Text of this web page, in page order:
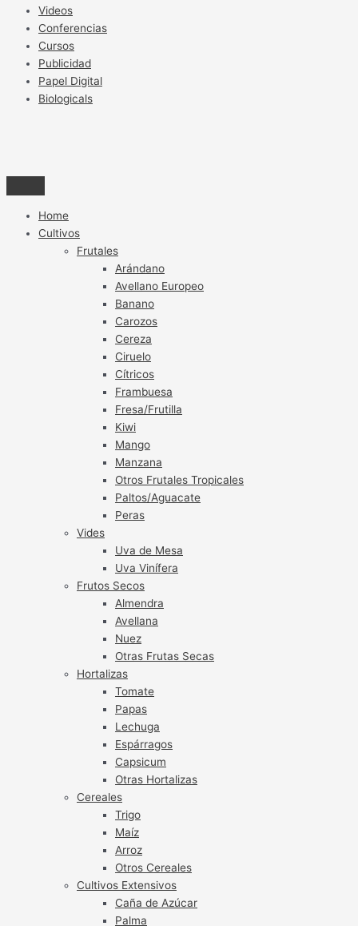
Videos
Conferencias
Cursos
Publicidad
Papel Digital
Biologicals
Home
Cultivos
Frutales
Arándano
Avellano Europeo
Banano
Carozos
Cereza
Ciruelo
Cítricos
Frambuesa
Fresa/Frutilla
Kiwi
Mango
Manzana
Otros Frutales Tropicales
Paltos/Aguacate
Peras
Vides
Uva de Mesa
Uva Vinífera
Frutos Secos
Almendra
Avellana
Nuez
Otras Frutas Secas
Hortalizas
Tomate
Papas
Lechuga
Espárragos
Capsicum
Otras Hortalizas
Cereales
Trigo
Maíz
Arroz
Otros Cereales
Cultivos Extensivos
Caña de Azúcar
Palma